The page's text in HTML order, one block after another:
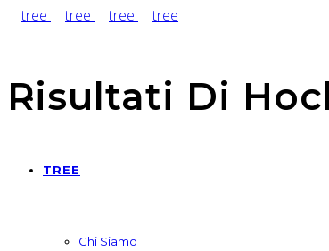
TREE
Chi Siamo
Risultati Di